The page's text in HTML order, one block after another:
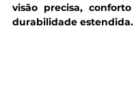
visão precisa,
durabilidade estendida.